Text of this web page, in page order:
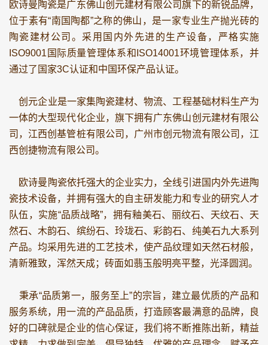
欧诗曼陶瓷是广东佛山创元建材有限公司旗下的新锐品牌，
位于素有“南国陶都”之称的佛山，是一家专业生产抛光砖的
陶瓷建材公司。采用国内外先进的生产设备，严格实施
ISO9001国际质量管理体系和ISO14001环境管理体系，并
通过了国家3C认证和中国环保产品认证。
创元企业是一家集陶瓷建材、物流、工程基础材料生产为
一体的大型现代化企业，旗下拥有广东佛山创元建材有限公
司，江西创基管桩有限公司，广州市创元物流有限公司，江
西创捷物流有限公司。
欧诗曼陶瓷依托强大的企业实力，全线引进国内外先进陶
瓷技术设备，并拥有强大的自主研发能力和专业的研究人才
队伍，实施“品质战略”，拥有釉美石、丽纹石、天纹石、天
然石、木韵石、缤纷石、玲珑石、彩韵石、纯美石九大系列
产品。均采用先进的工艺技术，使产品纹理如天然石材般，
清新雅致，浑然天成；砖面如翡玉般明亮平整，光泽圆润。
秉承“品质第一，服务至上”的宗旨，建立最优质的产品和
服务系统，用一流的产品品质，打造顾客最满意的品牌，良
好的口碑就是企业的信心保证，我们将不断推陈出新，精益